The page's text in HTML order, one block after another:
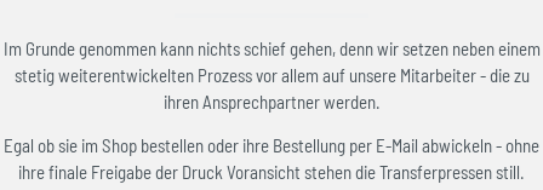
Im Grunde genommen kann nichts schief gehen, denn wir setzen neben einem
stetig weiterentwickelten Prozess vor allem auf unsere Mitarbeiter - die zu
ihren Ansprechpartner werden.
Egal ob sie im Shop bestellen oder ihre Bestellung per E-Mail abwickeln - ohne
ihre finale Freigabe der Druck Voransicht stehen die Transferpressen still.